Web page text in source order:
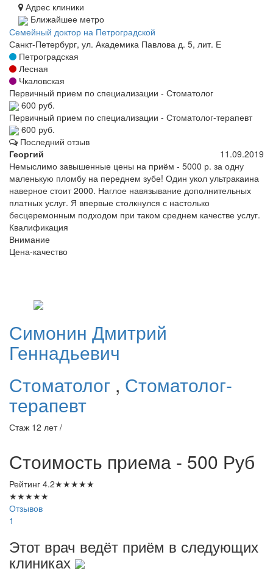
Адрес клиники
Ближайшее метро
Семейный доктор на Петроградской
Санкт-Петербург, ул. Академика Павлова д. 5, лит. Е
Петроградская
Лесная
Чкаловская
Первичный прием по специализации - Стоматолог
600 руб.
Первичный прием по специализации - Стоматолог-терапевт
600 руб.
Последний отзыв
Георгий
11.09.2019
Немыслимо завышенные цены на приём - 5000 р. за одну
маленькую пломбу на переднем зубе! Один укол ультракаина
наверное стоит 2000. Наглое навязывание дополнительных
платных услуг. Я впервые столкнулся с настолько
бесцеремонным подходом при таком среднем качестве услуг.
Квалификация
Внимание
Цена-качество
Симонин Дмитрий
Геннадьевич
Стоматолог , Стоматолог-
терапевт
Стаж 12 лет /
Стоимость приема - 500 Руб
Рейтинг 4.2★★★★★
★★★★★
Отзывов
1
Этот врач ведёт приём в следующих
клиниках